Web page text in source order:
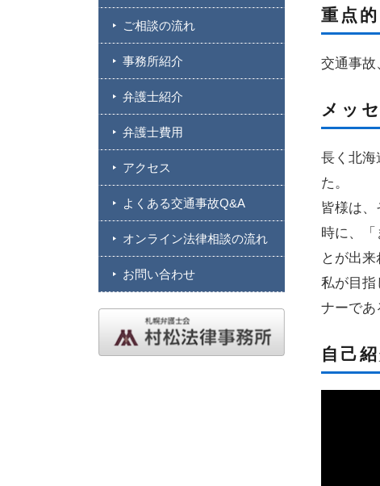
重点
交通事故
メッ
長く北海
た。
皆様は
時に、
とが出
私が目指
ナーであ
自己
ご相談の流れ
事務所紹介
弁護士紹介
弁護士費用
アクセス
よくある交通事故Q&A
オンライン法律相談の流れ
お問い合わせ